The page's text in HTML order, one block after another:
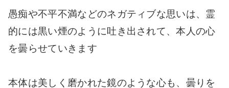
愚痴や不平不満などのネガティブな思いは、霊
的には黒い煙のように吐き出されて、本人の心
を曇らせていきます
本体は美しく磨かれた鏡のような心も、曇りを